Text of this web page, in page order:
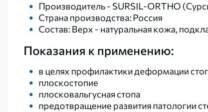
Производитель - SURSIL-ORTHO
Страна производства: Россия
Состав: Верх - натуральная кожа,
Показания к применению:
в целях профилактики деформации
плоскостопие
плосковальгусная стопа
предотвращение развития патологии